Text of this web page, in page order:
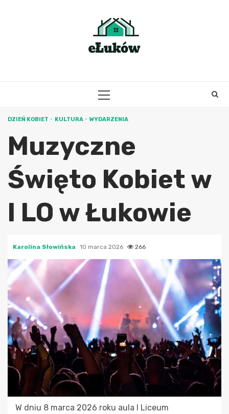
PRIMARY
DZIEŃ KOBIET KULTURA WYDARZENIA
Muzyczne
Święto Kobiet w
I LO w Łukowie
Karolina Słowińska 10 marca 2026 266
W dniu 8 marca 2026 roku aula I Liceum